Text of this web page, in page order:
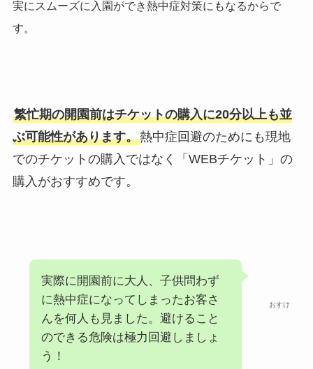
実にスムーズに入園ができ熱中症対策にもなるからで
す。
繁忙期の開園前はチケットの購入に20分以上も並
ぶ可能性があります。熱中症回避のためにも現地
でのチケットの購入ではなく「WEBチケット」の
購入がおすすめです。
おすけ
実際に開園前に大人、子供問わず
に熱中症になってしまったお客さ
んを何人も見ました。避けること
のできる危険は極力回避しましょ
う！